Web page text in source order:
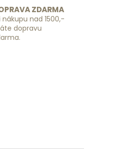
ZDARMA
nákupu nad 1500,-
dopravu